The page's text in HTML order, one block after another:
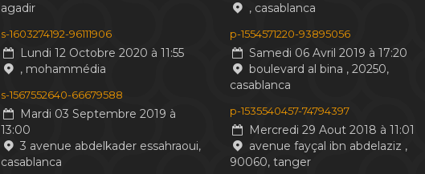
agadir
s-1603274192-96111906
Lundi 12 Octobre 2020 à 11:55
, mohammédia
s-1567552640-66679588
Mardi 03 Septembre 2019 à
13:00
3 avenue abdelkader essahraoui,
casablanca
, casablanca
p-1554571220-93895056
Samedi 06 Avril 2019 à 17:20
boulevard al bina , 20250,
casablanca
p-1535540457-74794397
Mercredi 29 Aout 2018 à 11:01
avenue fayçal ibn abdelaziz ,
90060, tanger